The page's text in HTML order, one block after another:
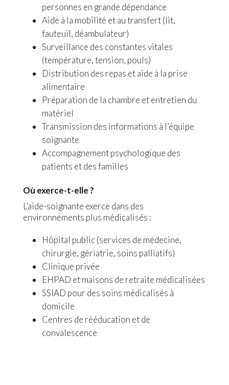
personnes en grande dépendance
Aide à la mobilité et au transfert (lit,
fauteuil, déambulateur)
Surveillance des constantes vitales
(température, tension, pouls)
Distribution des repas et aide à la prise
alimentaire
Préparation de la chambre et entretien du
matériel
Transmission des informations à l’équipe
soignante
Accompagnement psychologique des
patients et des familles
Où exerce-t-elle ?
L’aide-soignante exerce dans des
environnements plus médicalisés :
Hôpital public (services de médecine,
chirurgie, gériatrie, soins palliatifs)
Clinique privée
EHPAD et maisons de retraite médicalisées
SSIAD pour des soins médicalisés à
domicile
Centres de rééducation et de
convalescence